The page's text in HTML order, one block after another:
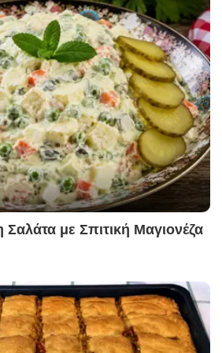
Σαλάτα με Σπιτική Μαγιονέζα